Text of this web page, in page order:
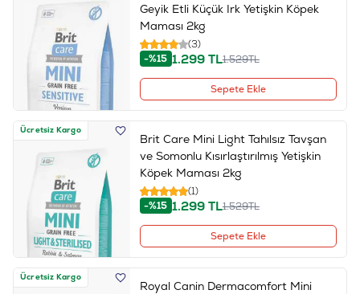
Geyik Etli Küçük Irk Yetişkin Köpek
Maması 2kg
(3)
-%15 1.299TL1.529TL
Sepete Ekle
Ücretsiz Kargo
Brit Care Mini Light Tahılsız Tavşan
ve Somonlu Kısırlaştırılmış Yetişkin
Köpek Maması 2kg
(1)
-%15 1.299TL1.529TL
Sepete Ekle
Ücretsiz Kargo
Royal Canin Dermacomfort Mini